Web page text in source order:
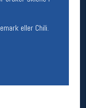
eller Chili.